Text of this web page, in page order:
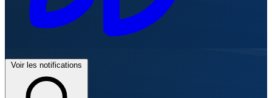
Voir les notifications